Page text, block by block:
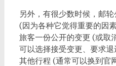
另外，有很少数时候，邮
(因为各种它觉得重要的因
旅客一份公开的变更 (或取
可以选择接受变更、要求
其他行程 (通常可以换到官